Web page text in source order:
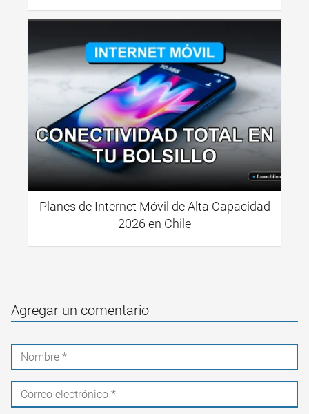
Planes de Internet Móvil de Alta Capacidad
2026 en Chile
Agregar un comentario